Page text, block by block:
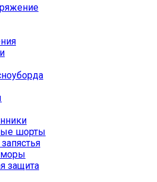
шорты
защита